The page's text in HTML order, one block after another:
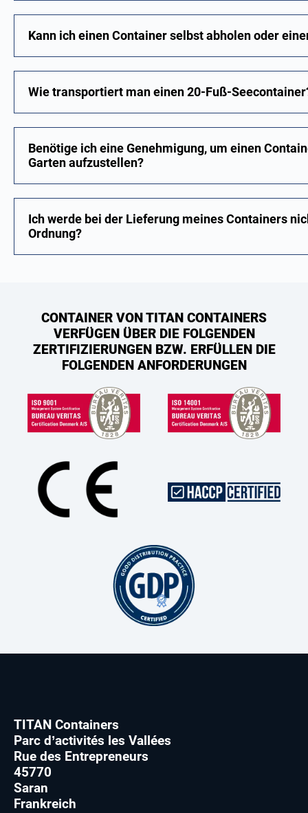
Kann ich einen Container selbst abholen oder
Wie transportiert man einen 20-Fuß-
Benötige ich eine Genehmigung, um einen
Garten aufzustellen?
Ich werde bei der Lieferung meines Containers
Ordnung?
CONTAINER VON TITAN CONTAINERS
VERFÜGEN ÜBER DIE FOLGENDEN
ZERTIFIZIERUNGEN BZW. ERFÜLLEN DIE
FOLGENDEN ANFORDERUNGEN
TITAN Containers
Parc d’activités les Vallées
Rue des Entrepreneurs
45770
Saran
Frankreich